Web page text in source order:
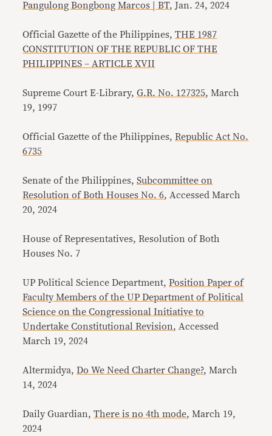
Pangulong Bongbong Marcos | BT, Jan. 24, 2024
Official Gazette of the Philippines,THE 1987
CONSTITUTION OF THE REPUBLIC OF THE
PHILIPPINES – ARTICLE XVII
Supreme Court E-Library,G.R. No. 127325, March
19, 1997
Official Gazette of the Philippines,Republic Act No.
6735
Senate of the Philippines,Subcommittee on
Resolution of Both Houses No. 6, Accessed March
20, 2024
House of Representatives, Resolution of Both
Houses No. 7
UP Political Science Department, Position Paper of
Faculty Members of the UP Department of Political
Science on the Congressional Initiative to
Undertake Constitutional Revision, Accessed
March 19, 2024
Altermidya,Do We Need Charter Change?, March
14, 2024
Daily Guardian,There is no 4th mode, March 19,
2024